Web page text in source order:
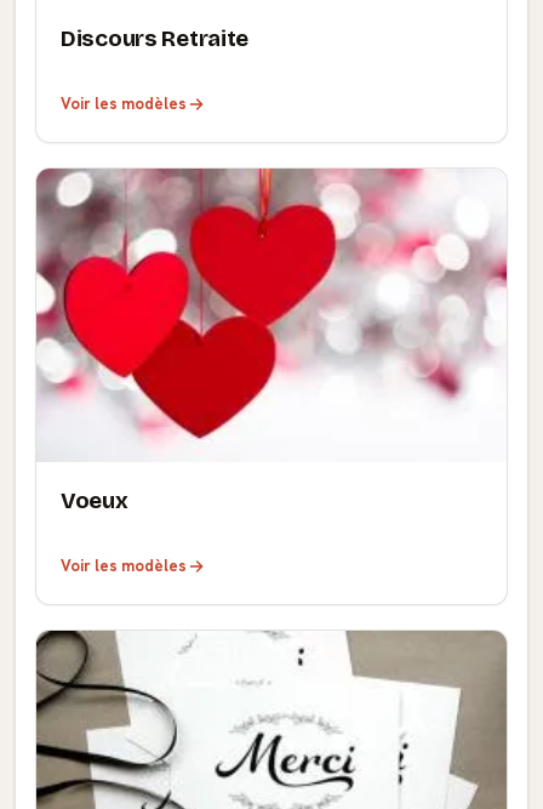
Discours Retraite
Voir les modèles
Voeux
Voir les modèles